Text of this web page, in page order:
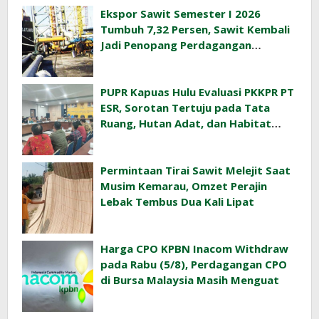
Ekspor Sawit Semester I 2026
Tumbuh 7,32 Persen, Sawit Kembali
Jadi Penopang Perdagangan
PUPR Kapuas Hulu Evaluasi PKKPR PT
ESR, Sorotan Tertuju pada Tata
Ruang, Hutan Adat, dan Habitat
Permintaan Tirai Sawit Melejit Saat
Musim Kemarau, Omzet Perajin
Lebak Tembus Dua Kali Lipat
Harga CPO KPBN Inacom Withdraw
pada Rabu (5/8), Perdagangan CPO
di Bursa Malaysia Masih Menguat